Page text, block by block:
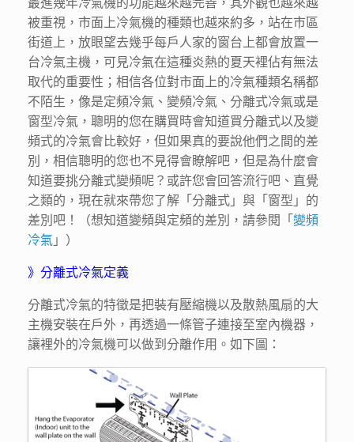
最進幾年冷氣機的功能越來越完善，其外觀也越來越
被重視，市面上冷氣機的種類也越來約多，站在市區
街道上，放眼望去幾乎每戶人家的窗台上都會放置一
台冷氣主機，可見冷氣在這種炎熱的夏天裡佔有無法
取代的重要性；相信各位對市面上的冷氣種類名稱都
不陌生，像是定頻冷氣、變頻冷氣、分離式冷氣或是
窗型冷氣，聰明的您在購買時會知道買分離式以及變
頻式的冷氣會比較好，但如果真的要說他們之間的差
別，相信聰明的您也不見得會瞭解吧，但是為什麼會
知道要挑分離式變頻呢？或許您會回答流行吧、直覺
之類的，現在就來帶您了解「分離式」與「窗型」的
差別吧！（想知道變頻與定頻的差別，請參閱「 變頻
冷氣 」）
》分離式冷氣定義
分離式冷氣的特徵是把裝有壓縮機以及散熱風扇的大
主機安裝在戶外，再透過一條管子連接至室內機器，
讓裡外的冷氣機可以做到分離作用。如下圖：